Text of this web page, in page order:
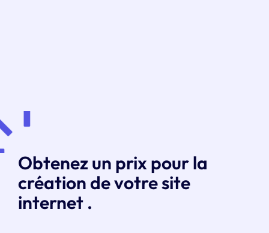
Obtenez un prix pour la
création de votre site
internet .